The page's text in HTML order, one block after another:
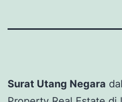
Surat Utang Negara